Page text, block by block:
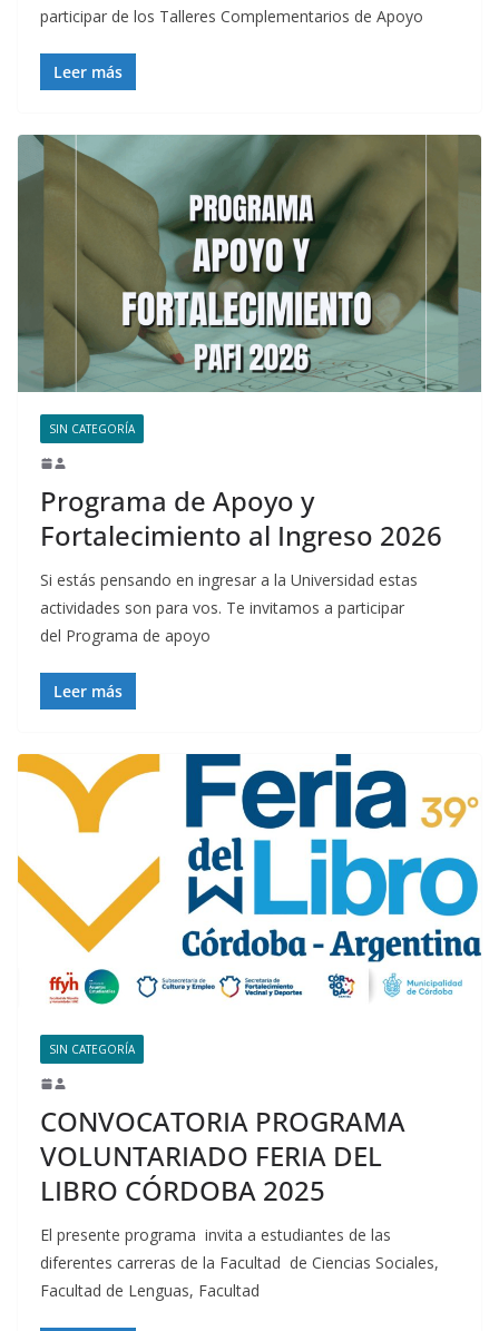
participar de los Talleres Complementarios de Apoyo
Leer más
SIN CATEGORÍA
Programa de Apoyo y
Fortalecimiento al Ingreso 2026
Si estás pensando en ingresar a la Universidad estas
actividades son para vos. Te invitamos a participar
del Programa de apoyo
Leer más
SIN CATEGORÍA
CONVOCATORIA PROGRAMA
VOLUNTARIADO FERIA DEL
LIBRO CÓRDOBA 2025
El presente programa invita a estudiantes de las
diferentes carreras de la Facultad de Ciencias Sociales,
Facultad de Lenguas, Facultad